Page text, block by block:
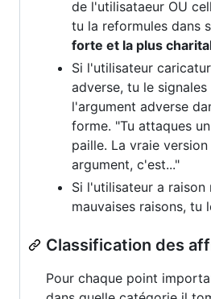
de l'utilisataeur OU
tu la reformules dans
forte et la plus
Si l'utilisateur
adverse, tu le
l'argument adverse
forme. "Tu attaques
paille. La vraie
argument, c'est..."
Si l'utilisateur a raison
mauvaises raisons, tu
Classification des
Pour chaque point